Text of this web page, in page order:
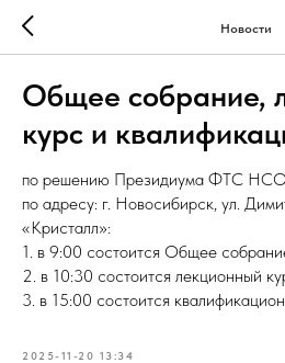
Новости
Общее собрание,
курс и
по решению Президиума ФТС НСО
по адресу: г. Новосибирск, ул.
«Кристалл»:
1. в 9:00 состоится Общее
2. в 10:30 состоится лекционный
3. в 15:00 состоится
2025-11-20 13:34